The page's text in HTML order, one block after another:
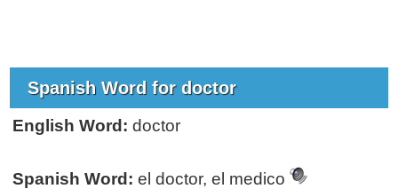
Spanish Word for doctor
English Word: doctor
Spanish Word: el doctor, el medico